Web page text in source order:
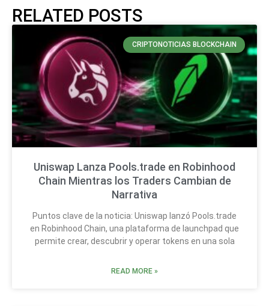
RELATED POSTS
CRIPTONOTICIAS BLOCKCHAIN
Uniswap Lanza Pools.trade en Robinhood
Chain Mientras los Traders Cambian de
Narrativa
Puntos clave de la noticia: Uniswap lanzó Pools.trade
en Robinhood Chain, una plataforma de launchpad que
permite crear, descubrir y operar tokens en una sola
READ MORE »